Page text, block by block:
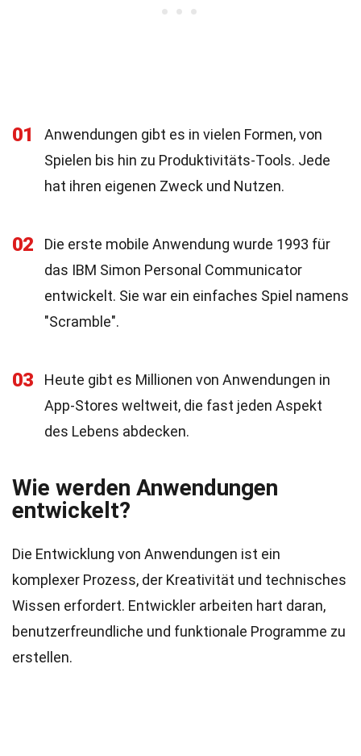
01
Anwendungen gibt es in vielen Formen, von
Spielen bis hin zu Produktivitäts-Tools. Jede
hat ihren eigenen Zweck und Nutzen.
02
Die erste mobile Anwendung wurde 1993 für
das IBM Simon Personal Communicator
entwickelt. Sie war ein einfaches Spiel namens
"Scramble".
03
Heute gibt es Millionen von Anwendungen in
App-Stores weltweit, die fast jeden Aspekt
des Lebens abdecken.
Wie werden Anwendungen
entwickelt?
Die Entwicklung von Anwendungen ist ein
komplexer Prozess, der Kreativität und technisches
Wissen erfordert. Entwickler arbeiten hart daran,
benutzerfreundliche und funktionale Programme zu
erstellen.